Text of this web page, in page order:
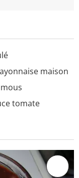
maison
tomate